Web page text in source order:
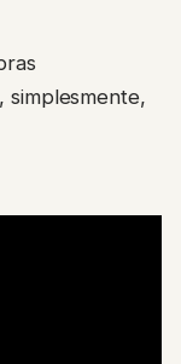
simplesmente,